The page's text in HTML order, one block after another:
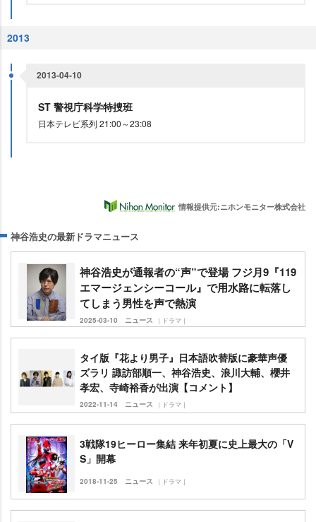
2013
2013-04-10
ST 警視庁科学特捜班
日本テレビ系列 21:00～23:08
情報提供元:ニホンモニター株式会社
神谷浩史の最新ドラマニュース
神谷浩史が通報者の“声”で登場 フジ月9『119
エマージェンシーコール』で用水路に転落し
てしまう男性を声で熱演
2025-03-10 ニュース ｜ドラマ｜
タイ版『花より男子』日本語吹替版に豪華声優
ズラリ 諏訪部順一、神谷浩史、浪川大輔、櫻井
孝宏、寺崎裕香が出演【コメント】
2022-11-14 ニュース ｜ドラマ｜
3戦隊19ヒーロー集結 来年初夏に史上最大の「V
S」開幕
2018-11-25 ニュース ｜ドラマ｜